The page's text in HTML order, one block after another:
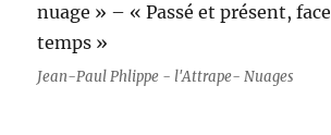
nuage » – « Passé et présent,
temps »
Jean-Paul Phlippe - l'Attrape- Nuages